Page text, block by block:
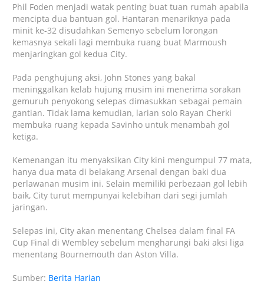
Phil Foden menjadi watak penting buat tuan rumah apabila
mencipta dua bantuan gol. Hantaran menariknya pada
minit ke-32 disudahkan Semenyo sebelum lorongan
kemasnya sekali lagi membuka ruang buat Marmoush
menjaringkan gol kedua City.
Pada penghujung aksi, John Stones yang bakal
meninggalkan kelab hujung musim ini menerima sorakan
gemuruh penyokong selepas dimasukkan sebagai pemain
gantian. Tidak lama kemudian, larian solo Rayan Cherki
membuka ruang kepada Savinho untuk menambah gol
ketiga.
Kemenangan itu menyaksikan City kini mengumpul 77 mata,
hanya dua mata di belakang Arsenal dengan baki dua
perlawanan musim ini. Selain memiliki perbezaan gol lebih
baik, City turut mempunyai kelebihan dari segi jumlah
jaringan.
Selepas ini, City akan menentang Chelsea dalam final FA
Cup Final di Wembley sebelum mengharungi baki aksi liga
menentang Bournemouth dan Aston Villa.
Sumber: Berita Harian